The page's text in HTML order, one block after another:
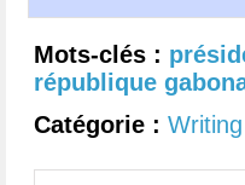
Mots-clés :
république
Catégorie :